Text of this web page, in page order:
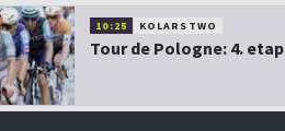
10:25 KOLARSTWO
Tour de Pologne: 4. etap